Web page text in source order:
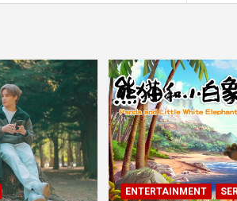
ENTERTAINMENT